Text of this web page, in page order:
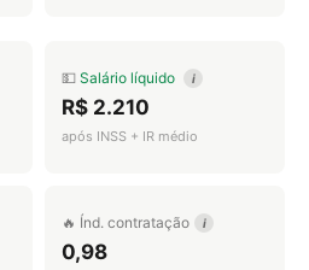
💵 Salário líquido i
R$ 2.210
após INSS + IR médio
🔥 Índ. contratação i
0,98